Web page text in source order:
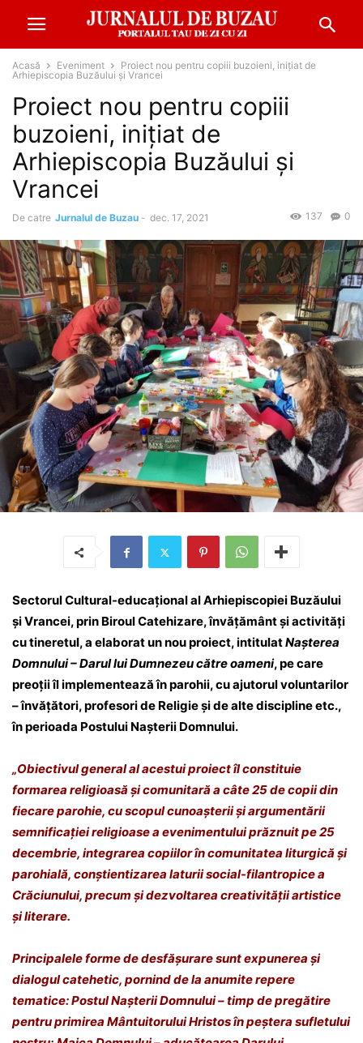
Acasă Eveniment
Proiect nou pentru copiii buzoieni, inițiat de
Arhiepiscopia Buzăului și Vrancei
Proiect nou pentru copiii
buzoieni, inițiat de
Arhiepiscopia Buzăului și
Vrancei
De catre Jurnalul de Buzau - dec. 17, 2021 0
137
Sectorul Cultural-educațional al Arhiepiscopiei Buzăului
și Vrancei, prin Biroul Catehizare, învățământ și activități
cu tineretul, a elaborat un nou proiect, intitulatNașterea
Domnului – Darul lui Dumnezeu către oameni, pe care
preoții îl implementează în parohii, cu ajutorul voluntarilor
– învățători, profesori de Religie și de alte discipline etc.,
în perioada Postului Nașterii Domnului.
„Obiectivul general al acestui proiect îl constituie
formarea religioasă și comunitară a câte 25 de copii din
fiecare parohie, cu scopul cunoașterii și argumentării
semnificației religioase a evenimentului prăznuit pe 25
decembrie, integrarea copiilor în comunitatea liturgică și
parohială, conștientizarea laturii social-filantropice a
Crăciunului, precum și dezvoltarea creativității artistice
și literare.
Principalele forme de desfășurare sunt expunerea și
dialogul catehetic, pornind de la anumite repere
tematice: Postul Nașterii Domnului – timp de pregătire
pentru primirea Mântuitorului Hristos în peștera sufletului